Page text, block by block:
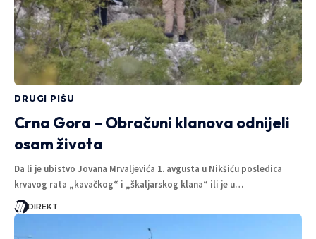
DRUGI PIŠU
Crna Gora – Obračuni klanova odnijeli
osam života
Da li je ubistvo Jovana Mrvaljevića 1. avgusta u Nikšiću posledica
krvavog rata „kavačkog“ i „škaljarskog klana“ ili je u…
DIREKT